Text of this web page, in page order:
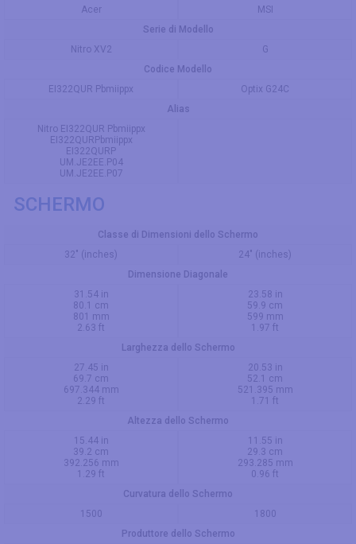
Acer
MSI
Serie di Modello
Nitro XV2
G
Codice Modello
EI322QUR Pbmiippx
Optix G24C
Alias
Nitro EI322QUR Pbmiippx
EI322QURPbmiippx
EI322QURP
UM.JE2EE.P04
UM.JE2EE.P07
SCHERMO
Classe di Dimensioni dello Schermo
32" (inches)
24" (inches)
Dimensione Diagonale
31.54 in
80.1 cm
801 mm
2.63 ft
23.58 in
59.9 cm
599 mm
1.97 ft
Larghezza dello Schermo
27.45 in
69.7 cm
697.344 mm
2.29 ft
20.53 in
52.1 cm
521.395 mm
1.71 ft
Altezza dello Schermo
15.44 in
39.2 cm
392.256 mm
1.29 ft
11.55 in
29.3 cm
293.285 mm
0.96 ft
Curvatura dello Schermo
1500
1800
Produttore dello Schermo